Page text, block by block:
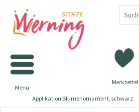
Merkzettel
Menü
Applikation Blumenornament, schwarz